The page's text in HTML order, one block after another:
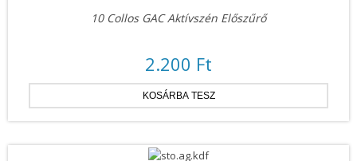
10 Collos GAC Aktívszén Előszűrő
2.200 Ft